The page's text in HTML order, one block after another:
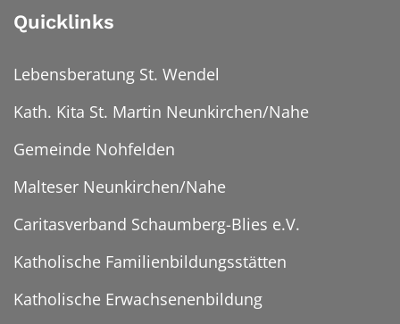
Quicklinks
Lebensberatung St. Wendel
Kath. Kita St. Martin Neunkirchen/Nahe
Gemeinde Nohfelden
Malteser Neunkirchen/Nahe
Caritasverband Schaumberg-Blies e.V.
Katholische Familienbildungsstätten
Katholische Erwachsenenbildung